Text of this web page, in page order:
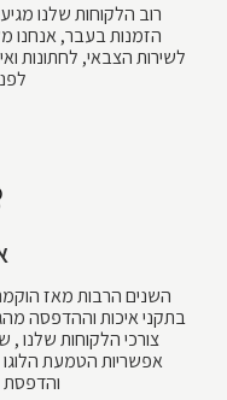
רוב הלקוחות שלנו
הזמנות בעבר, אנחנו
לשירות הצבאי, לחתונות
השנים הרבות מאז
בתקני איכות וההדפסה
צורכי הלקוחות שלנו ,
אפשריות הטמעת הלוגו
והדפסת